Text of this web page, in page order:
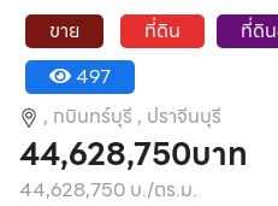
ขาย ที่ดิน
ที่ดิ
497
, กบินทร์บุรี , ปราจีนบุรี
44,628,750บาท
44,628,750 บ./ตร.ม.